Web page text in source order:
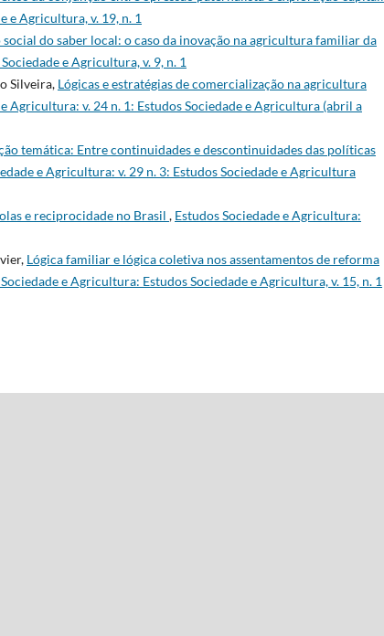
e Agricultura, v. 19, n. 1
do saber local: o caso da inovação na agricultura familiar da
e Agricultura, v. 9, n. 1
Silveira, Lógicas e estratégias de comercialização na agricultura
Agricultura: v. 24 n. 1: Estudos Sociedade e Agricultura (abril a
temática: Entre continuidades e descontinuidades das políticas
e Agricultura: v. 29 n. 3: Estudos Sociedade e Agricultura
e reciprocidade no Brasil , Estudos Sociedade e Agricultura:
Lógica familiar e lógica coletiva nos assentamentos de reforma
e Agricultura: Estudos Sociedade e Agricultura, v. 15, n. 1